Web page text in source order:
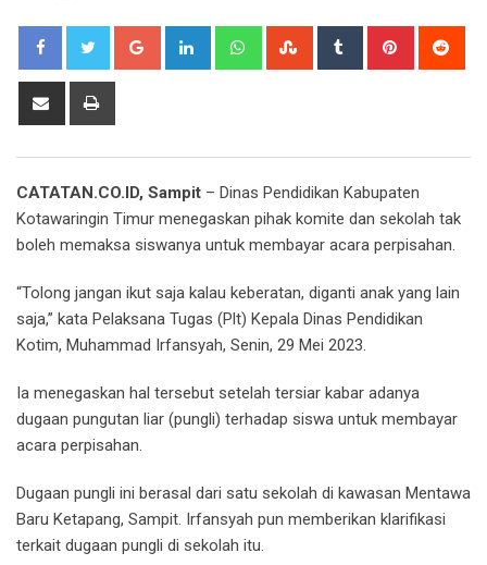
Google+ LinkedIn WhatsappStumbleUpon
Tumblr Pinterest
Share
CATATAN.CO.ID, Sampit – Dinas Pendidikan Kabupaten
Kotawaringin Timur menegaskan pihak komite dan sekolah tak
boleh memaksa siswanya untuk membayar acara perpisahan.
“Tolong jangan ikut saja kalau keberatan, diganti anak yang lain
saja,” kata Pelaksana Tugas (Plt) Kepala Dinas Pendidikan
Kotim, Muhammad Irfansyah, Senin, 29 Mei 2023.
Ia menegaskan hal tersebut setelah tersiar kabar adanya
dugaan pungutan liar (pungli) terhadap siswa untuk membayar
acara perpisahan.
Dugaan pungli ini berasal dari satu sekolah di kawasan Mentawa
Baru Ketapang, Sampit. Irfansyah pun memberikan klarifikasi
terkait dugaan pungli di sekolah itu.